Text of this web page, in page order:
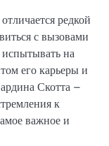
редкой
с вызовами
на
его карьеры и
Скотта –
к
важное и